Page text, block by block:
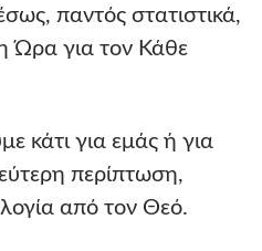
παντός στατιστικά,
Ώρα για τον Κάθε
κάτι για εμάς ή για
περίπτωση,
από τον Θεό.